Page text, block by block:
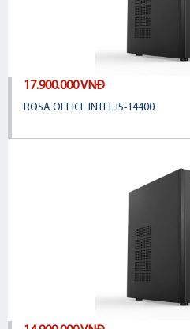
17.900.000 VNĐ
ROSA OFFICE INTEL I5-14400